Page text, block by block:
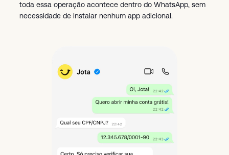
toda essa operação acontece dentro do WhatsApp, sem
necessidade de instalar nenhum app adicional.